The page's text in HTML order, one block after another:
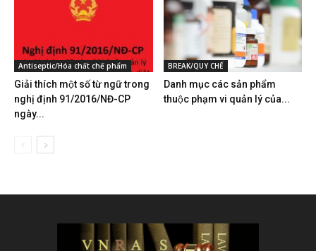
Antiseptic/Hóa chất chế phẩm
Giải thích một số từ ngữ trong
nghị định 91/2016/NĐ-CP
ngày...
BREAK/QUY CHẾ
Danh mục các sản phẩm
thuộc phạm vi quản lý của...